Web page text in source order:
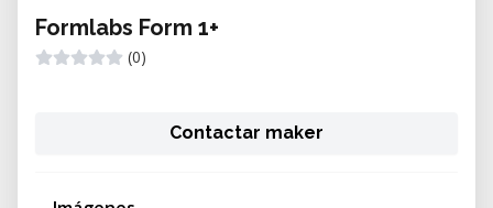
Formlabs Form 1+
(0)
Contactar maker